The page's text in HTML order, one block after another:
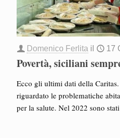
Domenico Ferlita il 17
Povertà, siciliani
Ecco gli ultimi dati della
riguardato le problematiche
per la salute. Nel 2022 sono stati